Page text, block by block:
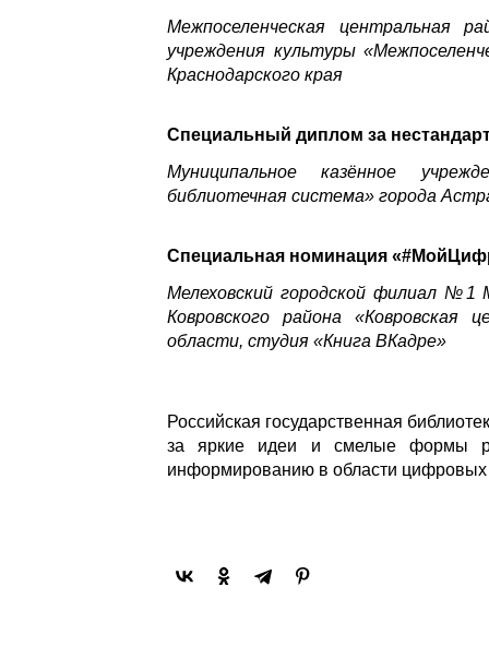
Межпоселенческая центральная
учреждения культуры
Краснодарского края
Специальный диплом за
Муниципальное казённое
библиотечная система» города
Специальная номинация
Мелеховский городской филиал №1
Ковровского района «Ковровская
области, студия «Книга ВКадре»
Российская государственная
за яркие идеи и смелые формы
информированию в области